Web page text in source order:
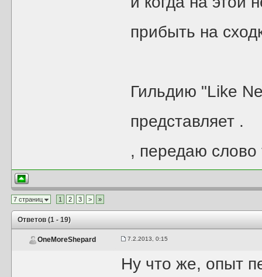
прибыть на
Гильдию "Like
представляет .
, передаю слово
7 страниц 1 2 3 > »
Ответов (1 - 19)
OneMoreShepard 7.2.2013, 0:15
Ну что же, опыт